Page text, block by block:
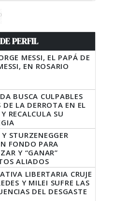
PERFIL
MESSI, EL PAPÁ DE
EN ROSARIO
BUSCA CULPABLES
DE LA DERROTA EN EL
RECALCULA SU
STURZENEGGER
FONDO PARA
Y “GANAR”
ALIADOS
LIBERTARIA CRUJE
Y MILEI SUFRE LAS
DEL DESGASTE